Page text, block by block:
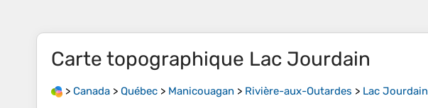
Carte topographique Lac Jourdain
> Canada > Québec > Manicouagan > Rivière-aux-Outardes > Lac Jourdain